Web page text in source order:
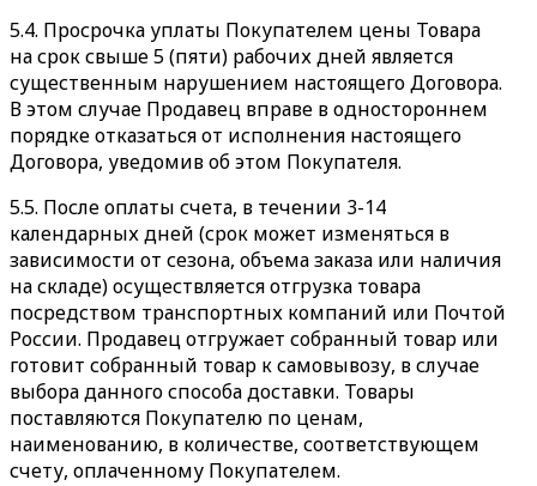
5.4. Просрочка уплаты Покупателем цены Товара
на срок свыше 5 (пяти) рабочих дней является
существенным нарушением настоящего Договора.
В этом случае Продавец вправе в одностороннем
порядке отказаться от исполнения настоящего
Договора, уведомив об этом Покупателя.
5.5. После оплаты счета, в течении 3-14
календарных дней (срок может изменяться в
зависимости от сезона, объема заказа или наличия
на складе) осуществляется отгрузка товара
посредством транспортных компаний или Почтой
России. Продавец отгружает собранный товар или
готовит собранный товар к самовывозу, в случае
выбора данного способа доставки. Товары
поставляются Покупателю по ценам,
наименованию, в количестве, соответствующем
счету, оплаченному Покупателем.